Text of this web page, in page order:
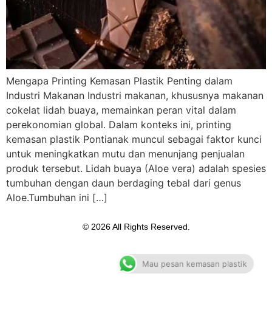
Mengapa Printing Kemasan Plastik Penting dalam
Industri Makanan Industri makanan, khususnya makanan
cokelat lidah buaya, memainkan peran vital dalam
perekonomian global. Dalam konteks ini, printing
kemasan plastik Pontianak muncul sebagai faktor kunci
untuk meningkatkan mutu dan menunjang penjualan
produk tersebut. Lidah buaya (Aloe vera) adalah spesies
tumbuhan dengan daun berdaging tebal dari genus
Aloe.Tumbuhan ini […]
© 2026 All Rights Reserved.
Mau pesan kemasan plastik